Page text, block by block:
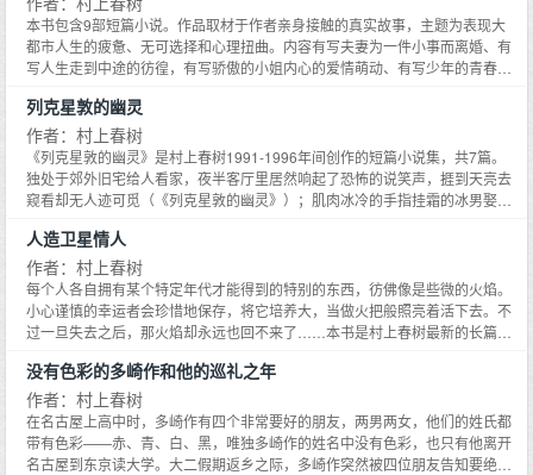
SELECTED LOVE STORIES》（2013年9月）中，曾用英文发表在《纽约
客》上。海外授权时特地将这篇加入本书。睁眼醒来，他发现自己在床上变成
了格里高尔•萨姆沙。这里是哪里？往下该做什么？萨姆沙全然摸不着头脑。到
底发生了什么呢？人们去哪里？一无所知。门铃不经意间响起，一个个子小小
的佝偻女孩出现在门外……7、《没有女人的男人们》：专为本书所写，属于
即兴之作。村上在前言中提到，写作这篇有一些个人性的写作契机。某天半
夜，忽然接到一个电话，是自己14岁时爱上的女人的丈夫打来的，告知她自杀
去世了。
开有趣的星期二女郎，在死胡同里干起寻猫的无聊色勾当。要是世上的人全部
像你这样，世界怕是要变得一塌糊涂。在妹妹如此指责之后，玩世不恭的我，
终于也转起了我们到底要往什么地方去的念头。
本书包含9部短篇小说。作品取材于作者亲身接触的真实故事，主题为表现大
都市人生的疲惫、无可选择和心理扭曲。内容有写夫妻为一件小事而离婚、有
写人生走到中途的彷徨，有写骄傲的小姐内心的爱情萌动、有写少年的青春冲
的早期作品，但展现了他一贯的写作手法。村上春树以现实主义手法创作的小
说，长篇中只有《挪威的森林》，短篇集中则是这本《旋转木马鏖战记》。这
部短篇集是在《挪威的森林》（1987）之前的 1985年出版的，作为手法可以
说是《挪威的森林》的前奏。村上春树后来自己也承认如果没有这次实践，恐
怕永远不可能写出《挪威的森林》那部现实主义长篇。
列克星敦的幽灵
作者：村上春树
《列克星敦的幽灵》是村上春树1991-1996年间创作的短篇小说集，共7篇。
独处于郊外旧宅给人看家，夜半客厅里居然响起了恐怖的说笑声，捱到天亮去
窥看却无人迹可觅（《列克星敦的幽灵》）；肌肉冰冷的手指挂霜的冰男娶到
极生活定居（《冰男》）；近乎完美的妻子偏生有购衣癖，一个房间整个改建
成了衣装室，待她死后那密密麻麻的衣服真叫他愁死（《托尼瀑谷》）；我的
好友刚被台风卷走，却又横浮在第二波巨浪的浪尖上冲我咧嘴一笑，这一笑吓
得我四十年连游泳都怕见（《第七位男士》）……这些作品构思新颖奇特、诡
异，充满神秘恐怖色彩，与作者其它作品风格上较有区别，是他受美国文学影
说集《象的失踪》中。
人造卫星情人
作者：村上春树
每个人各自拥有某个特定年代才能得到的特别的东西，彷佛像是些微的火焰。
小心谨慎的幸运者会珍惜地保存，将它培养大，当做火把般照亮着活下去。不
过一旦失去之后，那火焰却永远也回不来了……本书是村上春树最新的长篇恋
扫过广大平原的龙卷风一般热烈的恋爱。那将所到之处一切有形的东西毫不保
留地击倒，一一卷入空中，蛮不讲理地撕裂，体无完肤地粉碎。而且刻不容缓
毫不放松地掠过大洋，毫不慈悲地摧毁高棉的吴哥窟（Angkor Wat），热风将
印度丛林中整群可怜的老虎烧焦，并化为波斯沙漠中的狂沙暴，将某个地方少
数民族的城邦要塞都市整个掩埋在沙里。一个壮观的纪念碑式恋爱。至于恋爱
没有色彩的多崎作和他的巡礼之年
作者：村上春树
在名古屋上高中时，多崎作有四个非常要好的朋友，两男两女，他们的姓氏都
带有色彩——赤、青、白、黑，唯独多崎作的姓名中没有色彩，也只有他离开
名古屋到东京读大学。大二假期返乡之际，多崎作突然被四位朋友告知要绝